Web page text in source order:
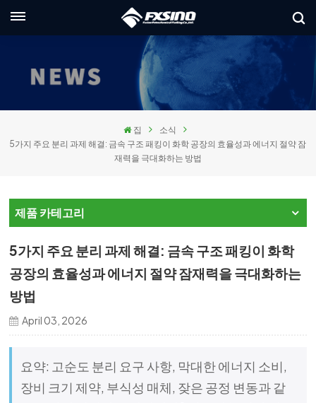
語
집
소식
5가지 주요 분리 과제 해결: 금속 구조 패킹이 화학 공장의 효율성과 에너지 절약 잠
재력을 극대화하는 방법
제품 카테고리
5가지 주요 분리 과제 해결: 금속 구조 패킹이 화학
공장의 효율성과 에너지 절약 잠재력을 극대화하는
방법
April 03, 2026
요약: 고순도 분리 요구 사항, 막대한 에너지 소비,
장비 크기 제약, 부식성 매체, 잦은 공정 변동과 같